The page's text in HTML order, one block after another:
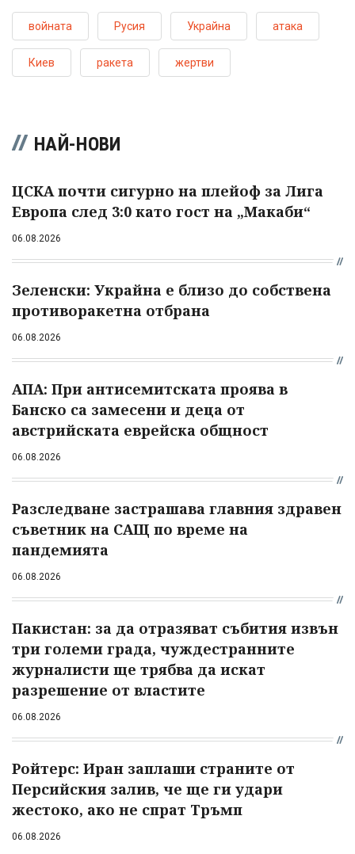
войната Русия Украйна атака
Киев ракета жертви
НАЙ-НОВИ
ЦСКА почти сигурно на плейоф за Лига
Европа след 3:0 като гост на „Макаби“
06.08.2026
Зеленски: Украйна е близо до собствена
противоракетна отбрана
06.08.2026
АПА: При антисемитската проява в
Банско са замесени и деца от
австрийската еврейска общност
06.08.2026
Разследване застрашава главния здравен
съветник на САЩ по време на
пандемията
06.08.2026
Пакистан: за да отразяват събития извън
три големи града, чуждестранните
журналисти ще трябва да искат
разрешение от властите
06.08.2026
Ройтерс: Иран заплаши страните от
Персийския залив, че ще ги удари
жестоко, ако не спрат Тръмп
06.08.2026